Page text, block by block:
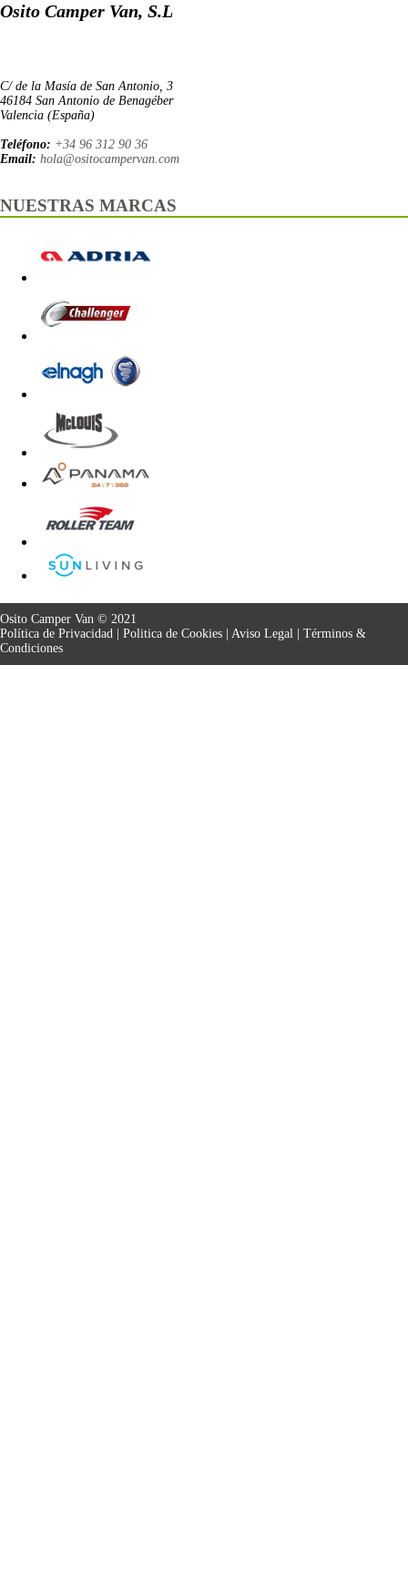
Osito Camper Van, S.L
C/ de la Masía de San Antonio, 3
46184 San Antonio de Benagéber
Valencia (España)
Teléfono: +34 96 312 90 36
Email: hola@ositocampervan.com
NUESTRAS MARCAS
Osito Camper Van © 2021
Política de Privacidad
Politica de Cookies Aviso Legal
Términos &
Condiciones